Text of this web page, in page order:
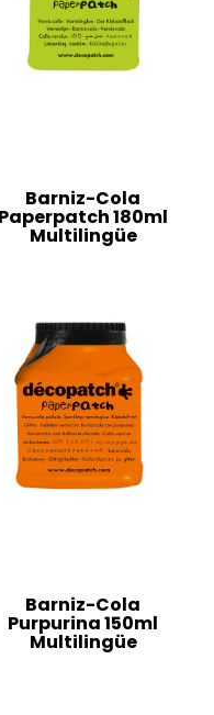
Barniz-Cola
Paperpatch 180ml
Multilingüe
Barniz-Cola
Purpurina 150ml
Multilingüe